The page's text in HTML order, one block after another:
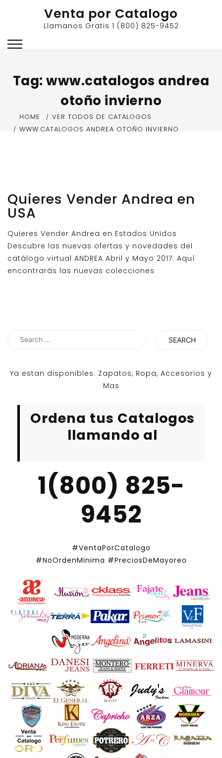
Venta por Catalogo
Llamanos Gratis 1 (800) 825-9452
Tag:www.catalogos andrea
otoño invierno
HOME
VER TODOS DE CATALOGOS
WWW.CATALOGOS ANDREA OTOÑO INVIERNO
Quieres Vender Andrea en
USA
Quieres Vender Andrea en Estados Unidos
Descubre las nuevas ofertas y novedades del
catálogo virtual ANDREA Abril y Mayo 2017. Aquí
encontrarás las nuevas colecciones
Search
Ya estan disponibles. Zapatos, Ropa, Accesorios y
Mas
Ordena tus Catalogos
llamando al
1(800) 825-
9452
#VentaPorCatalogo
#NoOrdenMinima #PreciosDeMayoreo